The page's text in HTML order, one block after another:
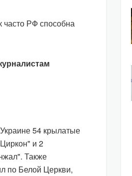
часто РФ способна
54 крылатые
и 2
Также
по Белой Церкви,